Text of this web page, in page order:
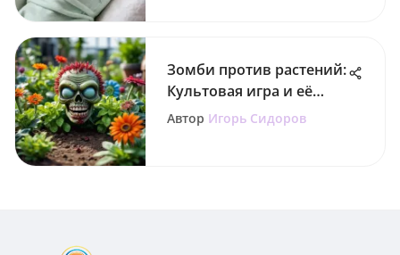
Зомби против растений:
Культовая игра и её
влияние
Автор Игорь Сидоров